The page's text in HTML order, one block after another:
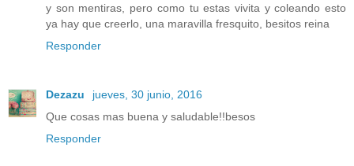
y son mentiras, pero como tu estas vivita y coleando esto
ya hay que creerlo, una maravilla fresquito, besitos reina
Responder
Dezazu
jueves, 30 junio, 2016
Que cosas mas buena y saludable!!besos
Responder